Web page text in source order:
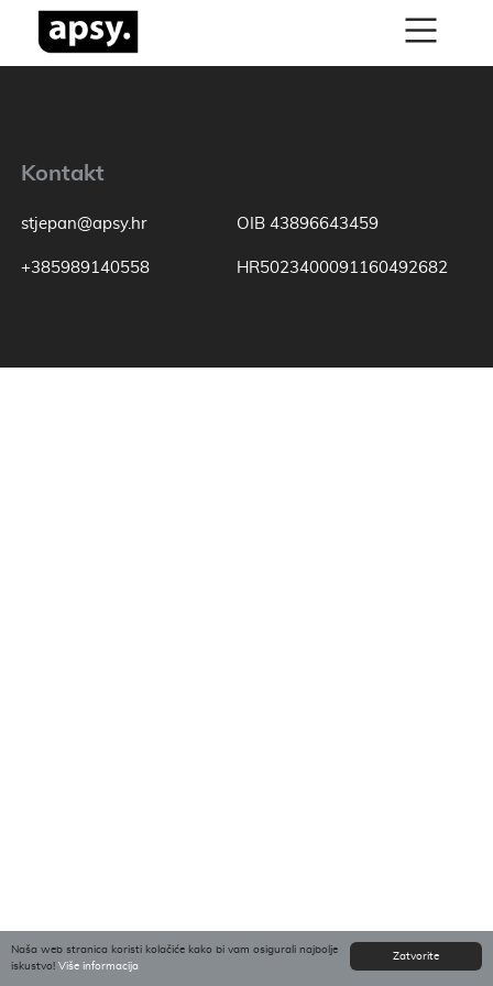
Zatvorite
Naša web stranica koristi kolačiće kako bi vam osigurali najbolje
iskustvo! Više informacija
Kontakt
stjepan@apsy.hr
+385989140558
OIB 43896643459
HR5023400091160492682